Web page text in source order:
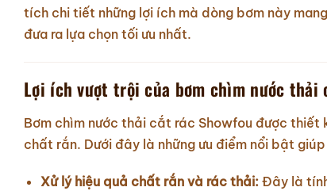
tích chi tiết những lợi ích mà dòng bơm này
đưa ra lựa chọn tối ưu nhất.
Lợi ích vượt trội của bơm chìm nước thải
Bơm chìm nước thải cắt rác Showfou được
chất rắn. Dưới đây là những ưu điểm nổi bật
Xử lý hiệu quả chất rắn và rác thải:Đây là